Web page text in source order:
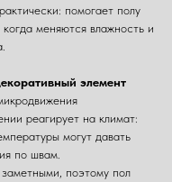
помогает полу
меняются влажность и
элемент
реагирует на климат:
могут давать
по швам.
поэтому пол